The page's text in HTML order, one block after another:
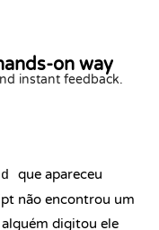
on way
instant feedback.
que apareceu
não encontrou um
digitou ele